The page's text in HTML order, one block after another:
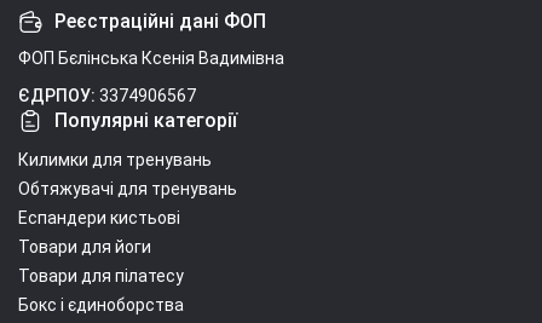
Реєстраційні дані ФОП
ФОП Бєлінська Ксенія Вадимівна
ЄДРПОУ: 3374906567
Популярні категорії
Килимки для тренувань
Обтяжувачі для тренувань
Еспандери кистьові
Товари для йоги
Товари для пілатесу
Бокс і єдиноборства